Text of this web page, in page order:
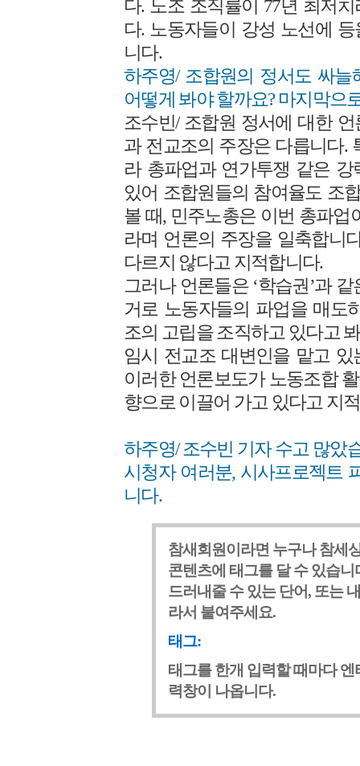
다. 노조 조직률이 77년 최저
다. 노동자들이 강성 노선에
니다.
하주영/ 조합원의 정서도 싸
어떻게 봐야 할까요? 마지막으
조수빈/ 조합원 정서에 대한
과 전교조의 주장은 다릅니다.
라 총파업과 연가투쟁 같은
있어 조합원들의 참여율도 조
볼 때, 민주노총은 이번 총파업
라며 언론의 주장을 일축합니
다르지 않다고 지적합니다.
그러나 언론들은 ‘학습권’과
거로 노동자들의 파업을 매도
조의 고립을 조직하고 있다고
임시 전교조 대변인을 맡고
이러한 언론보도가 노동조합
향으로 이끌어 가고 있다고 지
하주영/ 조수빈 기자 수고 많았
시청자 여러분, 시사프로젝트
니다.
참새회원이라면 누구나 참세
콘텐츠에 태그를 달 수 있습
드러내줄 수 있는 단어, 또는
라서 붙여주세요.
태그:
태그를 한개 입력할 때마다
력창이 나옵니다.